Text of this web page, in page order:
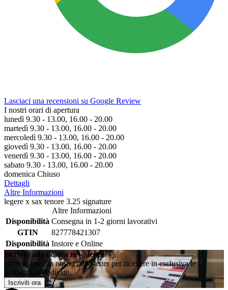
Lasciaci una recensioni su Google Review
I nostri orari di apertura
lunedì 9.30 - 13.00, 16.00 - 20.00
martedì 9.30 - 13.00, 16.00 - 20.00
mercoledì 9.30 - 13.00, 16.00 - 20.00
giovedì 9.30 - 13.00, 16.00 - 20.00
venerdì 9.30 - 13.00, 16.00 - 20.00
sabato 9.30 - 13.00, 16.00 - 20.00
domenica Chiuso
Dettagli
Altre Informazioni
legere x sax tenore 3.25 signature
Altre Informazioni
Disponibilità Consegna in 1-2 giorni lavorativi
GTIN
827778421307
Disponibilità Instore e Online
Iscriviti alla nostra newsletter
Iscriviti ora alla nostra newsletter per ricevere in esclusiva le
promozioni dedicate
Iscriviti ora